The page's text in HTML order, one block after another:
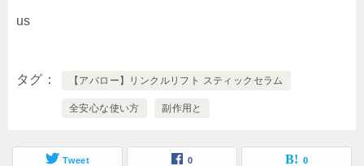
us
タグ 【アバロー】リンクルリフト スティックセラム
全安心な使い方 副作用と
Tweet 0 0